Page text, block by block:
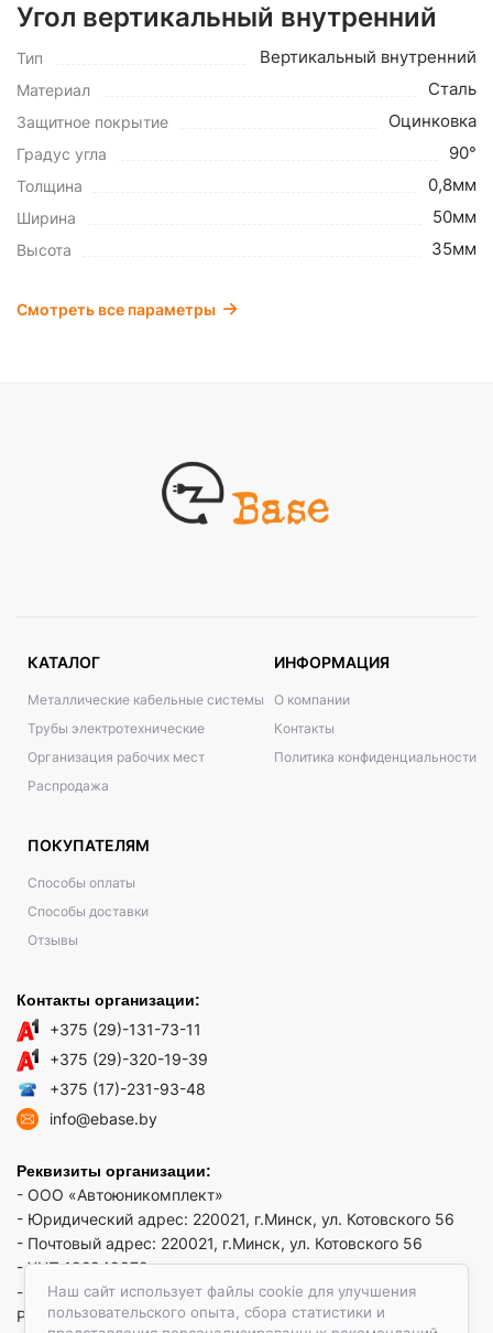
Наш сайт использует файлы cookie для улучшения
пользовательского опыта, сбора статистики и
Угол вертикальный внутренний
Тип Вертикальный внутренний
Материал Сталь
Защитное покрытие Оцинковка
Градус угла 90°
Толщина 0,8мм
Ширина 50мм
Высота 35мм
Смотреть все параметры
КАТАЛОГ
Металлические кабельные системы
Трубы электротехнические
Организация рабочих мест
Распродажа
ИНФОРМАЦИЯ
О компании
Контакты
Политика конфиденциальности
ПОКУПАТЕЛЯМ
Способы оплаты
Способы доставки
Отзывы
Контакты организации:
+375 (29)-131-73-11
+375 (29)-320-19-39
+375 (17)-231-93-48
info@ebase.by
Реквизиты организации:
- ООО «Автоюникомплект»
- Юридический адрес: 220021, г.Минск, ул. Котовского 56
- Почтовый адрес: 220021, г.Минск, ул. Котовского 56
- УНП 192949879
- р/сч BY52 REDJ 3012 1009 3553 3010 0933 в ЗАО "Банк
РРБ"